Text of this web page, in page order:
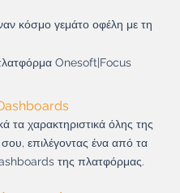
κόσμο γεμάτο οφέλη με τη
Onesoft|Focus
τα χαρακτηριστικά όλης της
επιλέγοντας ένα από τα
της πλατφόρμας.